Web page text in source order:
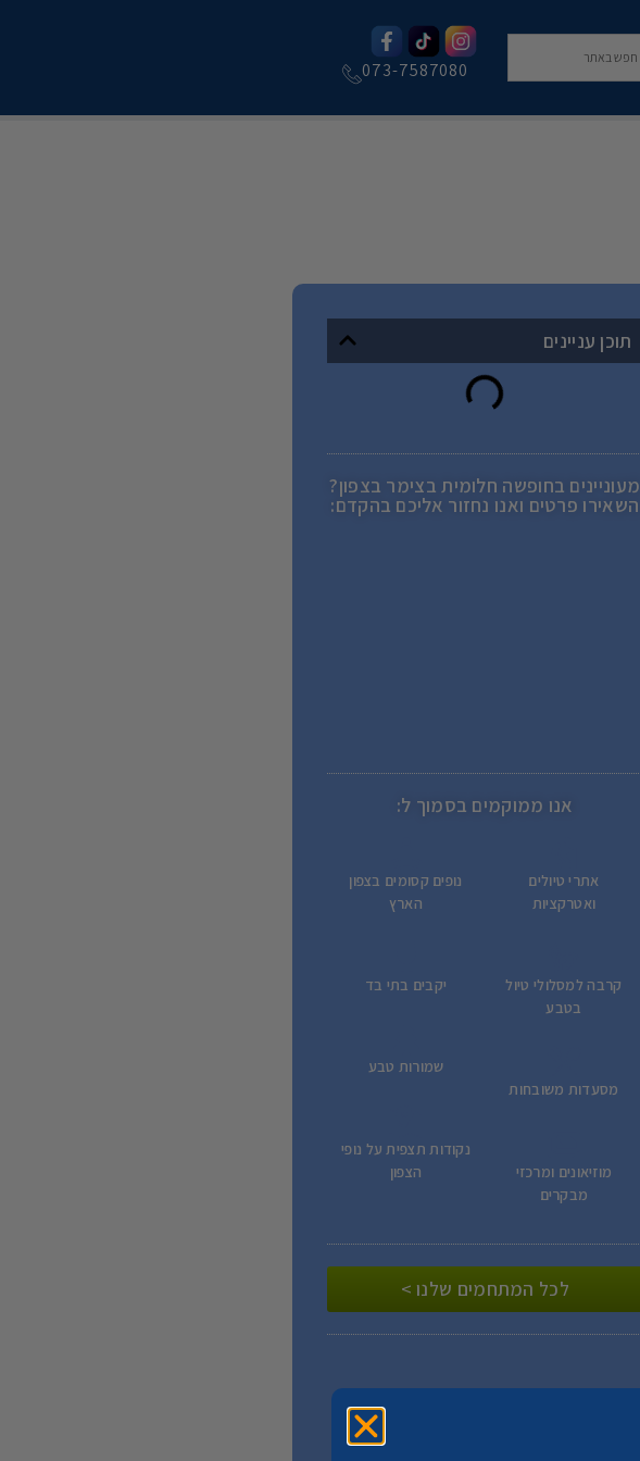
073-7587080
תוכן עניינים
מעוניינים בחופשה חלומית בצימר בצפון?
השאירו פרטים ואנו נחזור אליכם בהקדם:
אנו ממוקמים בסמוך ל:
אתרי טיולים
ואטרקציות
קרבה למסלולי טיול
בטבע
מסעדות משובחות
מוזיאונים ומרכזי
מבקרים
נופים קסומים בצפון
הארץ
יקבים בתי בד
שמורות טבע
נקודות תצפית על נופי
הצפון
לכל המתחמים שלנו >